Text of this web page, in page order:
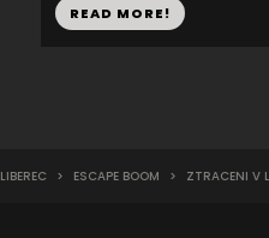
READ MORE!
LIBEREC > ESCAPE BOOM > ZTRACENI V